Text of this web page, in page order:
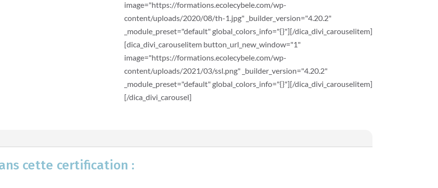
image="https://formations.ecolecybele.com/wp-
content/uploads/2020/08/th-1.jpg" _builder_version="4.20.2"
_module_preset="default" global_colors_info="{}"][/dica_divi_carouselitem]
[dica_divi_carouselitem button_url_new_window="1"
image="https://formations.ecolecybele.com/wp-
content/uploads/2021/03/ssl.png" _builder_version="4.20.2"
_module_preset="default" global_colors_info="{}"][/dica_divi_carouselitem]
[/dica_divi_carousel]
cette certification :